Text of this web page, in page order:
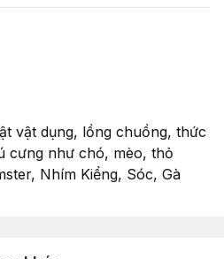
vật dụng, lồng chuồng, thức
cưng như chó, mèo, thỏ
Nhím Kiểng, Sóc, Gà